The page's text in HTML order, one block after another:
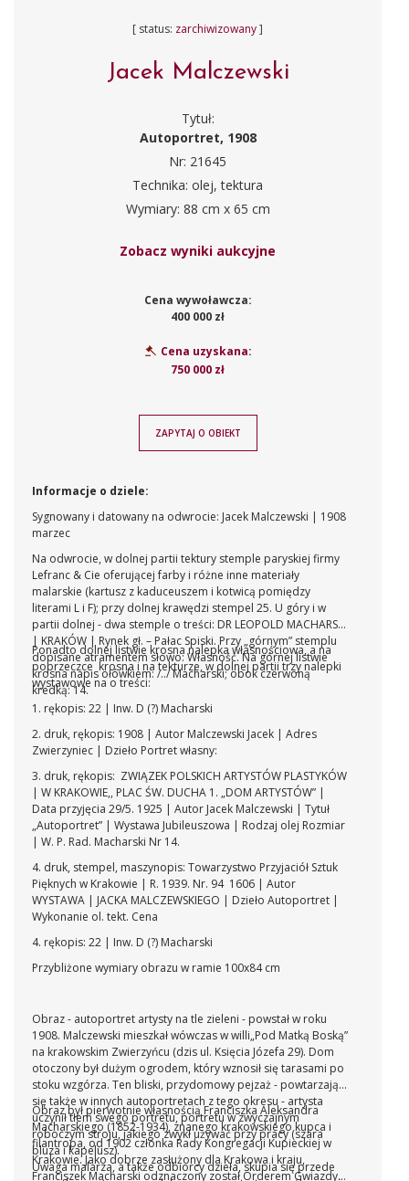
[ status: zarchiwizowany]
Jacek Malczewski
Tytuł:
Autoportret, 1908
Nr: 21645
Technika: olej, tektura
Wymiary: 88 cm x 65 cm
Zobacz wyniki aukcyjne
Cena wywoławcza:
400 000 zł
Cena uzyskana:
750 000 zł
ZAPYTAJ O OBIEKT
Informacje o dziele:
Sygnowany i datowany na odwrocie: Jacek Malczewski | 1908
marzec
Na odwrocie, w dolnej partii tektury stemple paryskiej firmy
Lefranc & Cie oferującej farby i różne inne materiały
malarskie (kartusz z kaduceuszem i kotwicą pomiędzy
literami L i F); przy dolnej krawędzi stempel 25. U góry i w
partii dolnej - dwa stemple o treści: DR LEOPOLD MACHARSKI
| KRAKÓW | Rynek gł. – Pałac Spiski. Przy „górnym” stemplu
dopisane atramentem słowo: Własność. Na górnej listwie
krosna napis ołówkiem: /../ Macharski; obok czerwoną
kredką: 14.
Ponadto dolnej listwie krosna nalepka własnościowa, a na
poprzeczce krosna i na tekturze, w dolnej partii trzy nalepki
wystawowe na o treści:
1. rękopis: 22 | Inw. D (?) Macharski
2. druk, rękopis: 1908 | Autor Malczewski Jacek | Adres
Zwierzyniec | Dzieło Portret własny:
3. druk, rękopis: ZWIĄZEK POLSKICH ARTYSTÓW PLASTYKÓW
| W KRAKOWIE,, PLAC ŚW. DUCHA 1. „DOM ARTYSTÓW” |
Data przyjęcia 29/5. 1925 | Autor Jacek Malczewski | Tytuł
„Autoportret” | Wystawa Jubileuszowa | Rodzaj olej Rozmiar
| W. P. Rad. Macharski Nr 14.
4. druk, stempel, maszynopis: Towarzystwo Przyjaciół Sztuk
Pięknych w Krakowie | R. 1939. Nr. 94 1606 | Autor
WYSTAWA | JACKA MALCZEWSKIEGO | Dzieło Autoportret |
Wykonanie ol. tekt. Cena
4. rękopis: 22 | Inw. D (?) Macharski
Przybliżone wymiary obrazu w ramie 100x84 cm
Obraz - autoportret artysty na tle zieleni - powstał w roku
1908. Malczewski mieszkał wówczas w willi„Pod Matką Boską”
na krakowskim Zwierzyńcu (dzis ul. Księcia Józefa 29). Dom
otoczony był dużym ogrodem, który wznosił się tarasami po
stoku wzgórza. Ten bliski, przydomowy pejzaż - powtarzający
się także w innych autoportretach z tego okresu - artysta
uczynił tłem swego portretu, portretu w zwyczajnym
roboczym stroju, jakiego zwykł używać przy pracy (szara
bluza i kapelusz).
Uwaga malarza, a także odbiorcy dzieła, skupia się przede
Obraz był pierwotnie własnością Franciszka Aleksandra
Macharskiego (1852-1934), znanego krakowskiego kupca i
filantropa, od 1902 członka Rady Kongregacji Kupieckiej w
Krakowie. Jako dobrze zasłużony dla Krakowa i kraju,
Franciszek Macharski odznaczony został Orderem Gwiazdy